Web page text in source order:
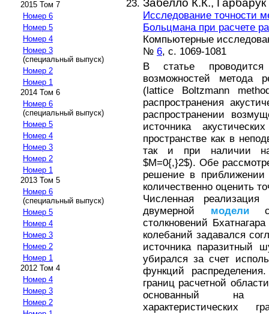
2015 Том 7
Номер 6
Номер 5
Номер 4
Номер 3
(специальный выпуск)
Номер 2
Номер 1
2014 Том 6
Номер 6
(специальный выпуск)
Номер 5
Номер 4
Номер 3
Номер 2
Номер 1
2013 Том 5
Номер 6
(специальный выпуск)
Номер 5
Номер 4
Номер 3
Номер 2
Номер 1
2012 Том 4
Номер 4
Номер 3
Номер 2
Забелло К.К.,
Исследование точности
Больцмана при расчете
Компьютерные
№ 6, с. 1069-1081
В статье проводится
возможностей метода
(lattice Boltzmann
распространения
распространении
источника
пространстве как в
так и при наличии
$M=0{,}2$). Обе
решение в приближении
количественно оценить
Численная реализация
двумерной модели
столкновений
колебаний задавался
источника паразитный
убирался за счет
функций
границ расчетной
основанный на